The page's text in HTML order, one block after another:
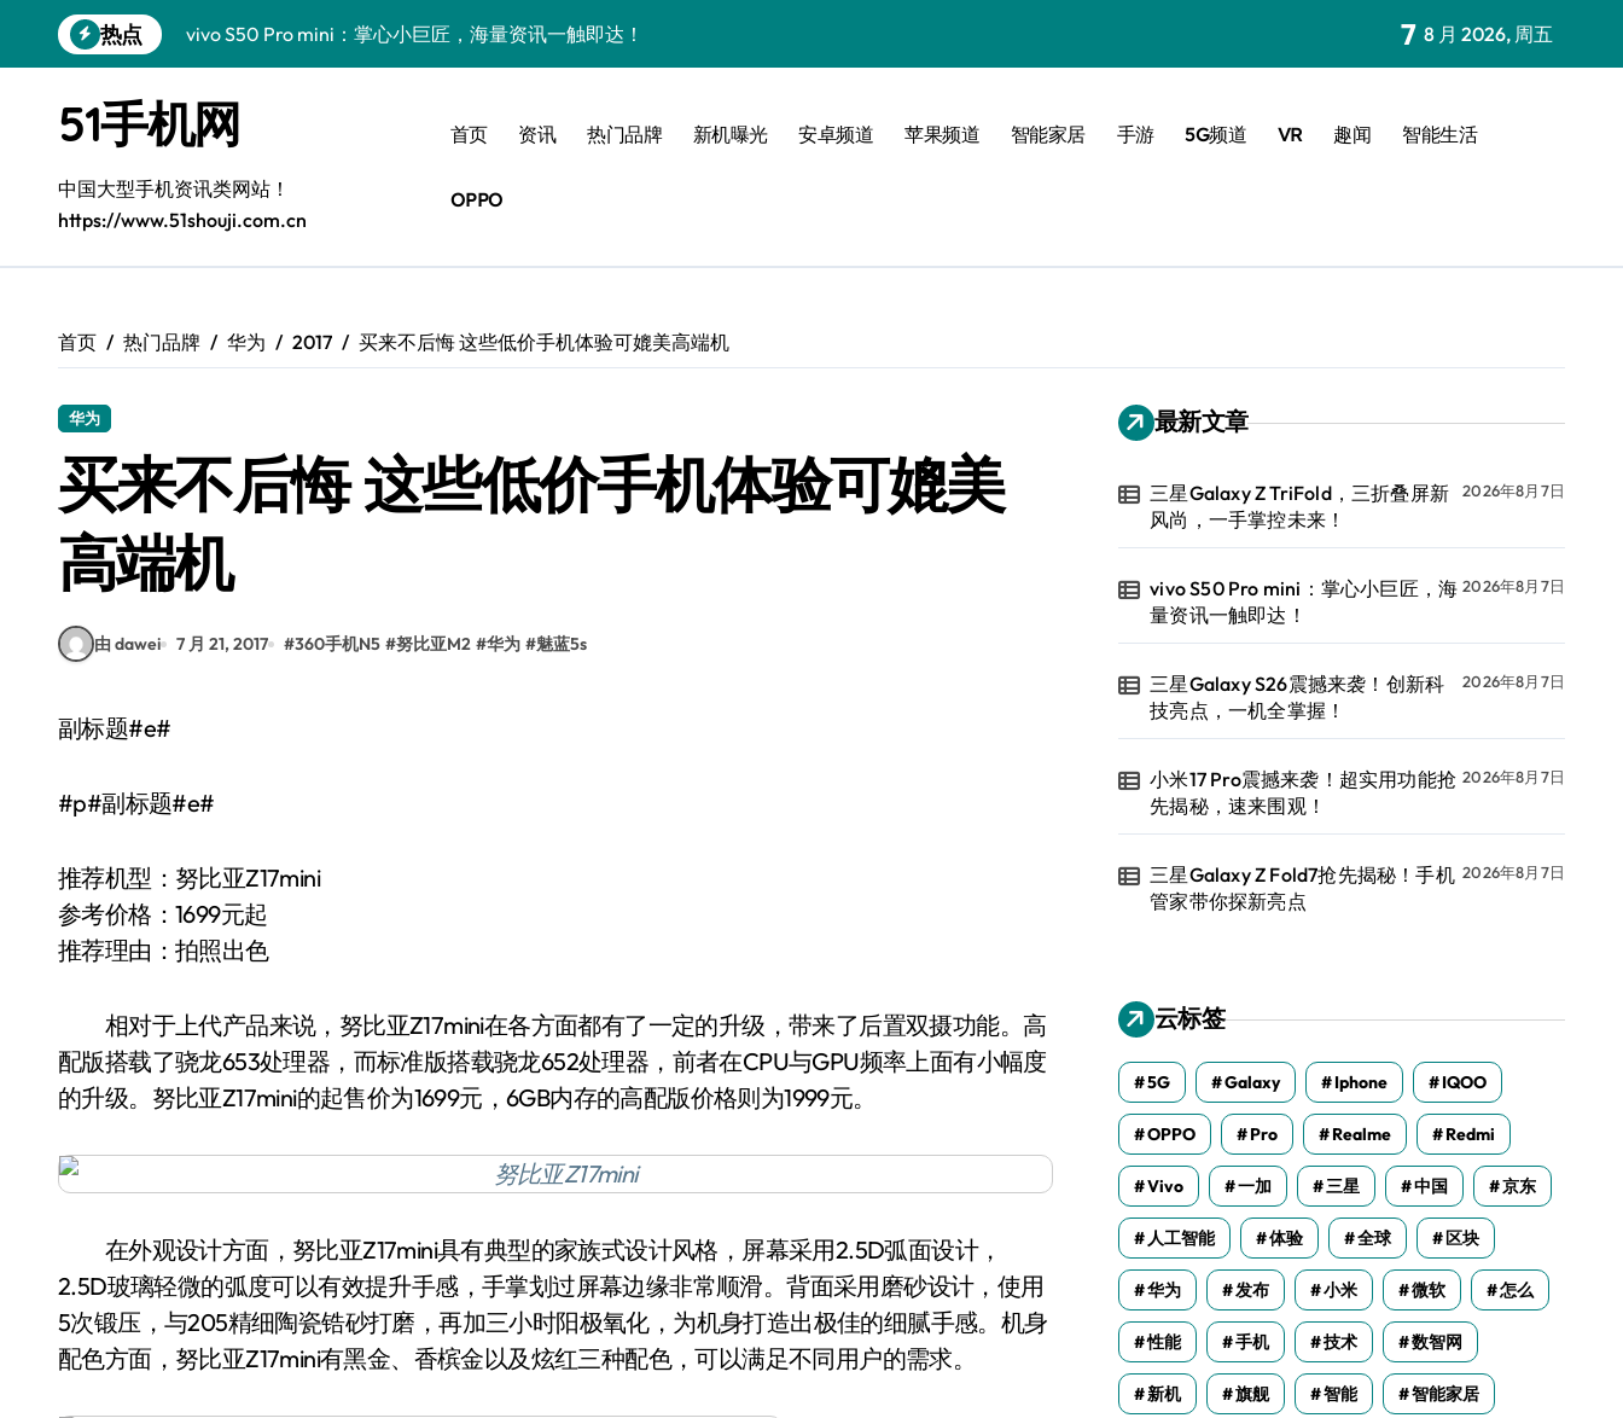
到
热点
vivo S50 Pro mini：掌心小巨匠，海量资讯一触即达！
小米17 Pro震撼来袭！超实用功能抢先揭秘，速来围观！
三星Galaxy Z Fold7抢先揭秘！手机管家带你探新亮点
S25 Ultra颜值炸裂！定制主题潮翻天！
S25+闪亮登场，这样拍更吸睛！
S26+颜值暴增！三星机皇美颜秘籍曝光
三星Galaxy Z TriFold，三折叠屏新风尚，一手掌控未来！
7 8 月 2026, 周五
51手机网
中国大型手机资讯类网站！
https://www.51shouji.com.cn
首页 资讯 热门品牌 新机曝光 安卓频道 苹果频道 智能家居 手游 5G频道 VR 趣闻 智能生活
OPPO
首页 热门品牌 华为 2017 买来不后悔 这些低价手机体验可媲美高端机
华为
买来不后悔 这些低价手机体验可媲美
高端机
由 dawei 7 月 21, 2017 #360手机N5 #努比亚M2 #华为 #魅蓝5s
副标题#e#
#p#副标题#e#
推荐机型：努比亚Z17mini
参考价格：1699元起
推荐理由：拍照出色
相对于上代产品来说，努比亚Z17mini在各方面都有了一定的升级，带来了后置双摄功能。高
配版搭载了骁龙653处理器，而标准版搭载骁龙652处理器，前者在CPU与GPU频率上面有小幅度
的升级。努比亚Z17mini的起售价为1699元，6GB内存的高配版价格则为1999元。
在外观设计方面，努比亚Z17mini具有典型的家族式设计风格，屏幕采用2.5D弧面设计，
2.5D玻璃轻微的弧度可以有效提升手感，手掌划过屏幕边缘非常顺滑。背面采用磨砂设计，使用
5次锻压，与205精细陶瓷锆砂打磨，再加三小时阳极氧化，为机身打造出极佳的细腻手感。机身
配色方面，努比亚Z17mini有黑金、香槟金以及炫红三种配色，可以满足不同用户的需求。
最新文章
三星Galaxy Z TriFold，三折叠屏新
风尚，一手掌控未来！
2026年8月7日
vivo S50 Pro mini：掌心小巨匠，海
量资讯一触即达！
2026年8月7日
三星Galaxy S26震撼来袭！创新科
技亮点，一机全掌握！
2026年8月7日
小米17 Pro震撼来袭！超实用功能抢
先揭秘，速来围观！
2026年8月7日
三星Galaxy Z Fold7抢先揭秘！手机
管家带你探新亮点
2026年8月7日
云标签
5G Galaxy Iphone IQOO
OPPO Pro Realme Redmi
Vivo 一加 三星 中国 京东
人工智能 体验 全球 区块
华为 发布 小米 微软 怎么
性能 手机 技术 数智网
新机 旗舰 智能 智能家居